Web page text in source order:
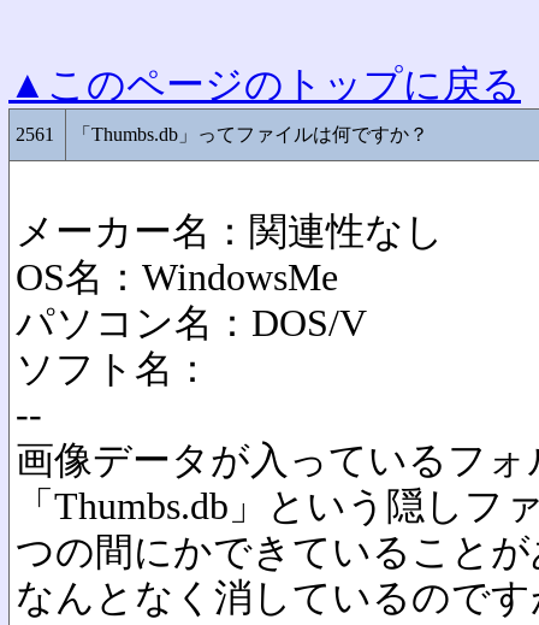
▲このページのトップに戻る
2561 「Thumbs.db」ってファイルは何ですか？
メーカー名：関連性なし
OS名：WindowsMe
パソコン名：DOS/V
ソフト名：
--
画像データが入っているフ
「Thumbs.db」という隠しフ
つの間にかできていること
なんとなく消しているので